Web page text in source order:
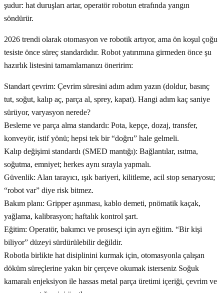
şudur: hat duruşları artar, operatör robotun etrafında yangın
söndürür.
2026 trendi olarak otomasyon ve robotik artıyor, ama ön koşul çoğu
tesiste önce süreç standardıdır. Robot yatırımına girmeden önce şu
hazırlık listesini tamamlamanızı öneririm:
Standart çevrim: Çevrim süresini adım adım yazın (doldur, basınç
tut, soğut, kalıp aç, parça al, sprey, kapat). Hangi adım kaç saniye
sürüyor, varyasyon nerede?
Besleme ve parça alma standardı: Pota, kepçe, dozaj, transfer,
konveyör, istif yönü; hepsi tek bir “doğru” hale gelmeli.
Kalıp değişimi standardı (SMED mantığı): Bağlantılar, ısıtma,
soğutma, emniyet; herkes aynı sırayla yapmalı.
Güvenlik: Alan tarayıcı, ışık bariyeri, kilitleme, acil stop senaryosu;
“robot var” diye risk bitmez.
Bakım planı: Gripper aşınması, kablo demeti, pnömatik kaçak,
yağlama, kalibrasyon; haftalık kontrol şart.
Eğitim: Operatör, bakımcı ve prosesçi için ayrı eğitim. “Bir kişi
biliyor” düzeyi sürdürülebilir değildir.
Robotla birlikte hat disiplinini kurmak için, otomasyonla çalışan
döküm süreçlerine yakın bir çerçeve okumak isterseniz Soğuk
kamaralı enjeksiyon ile hassas metal parça üretimi içeriği, çevrim ve